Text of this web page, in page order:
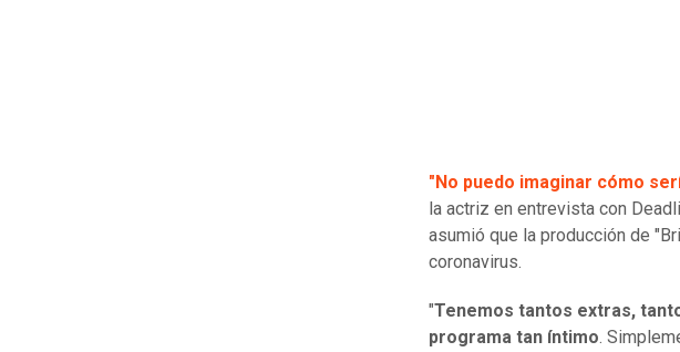
"No puedo imaginar cómo
la actriz en entrevista con
asumió que la producción de
coronavirus.
"Tenemos tantos extras,
programa tan íntimo.